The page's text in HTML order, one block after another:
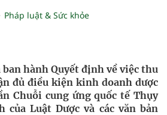
Pháp luật & Sức khỏe
ban hành Quyết định về việc thu
đủ điều kiện kinh doanh dược
Chuỗi cung ứng quốc tế Thụy
của Luật Dược và các văn bản